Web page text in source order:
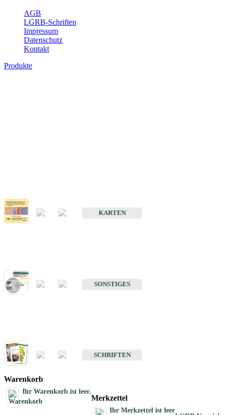
AGB
LGRB-Schriften
Impressum
Datenschutz
Kontakt
Produkte
KARTEN
SONSTIGES
SCHRIFTEN
Warenkorb
Ihr Warenkorb ist leer.
Merkzettel
Ihr Merkzettel ist leer